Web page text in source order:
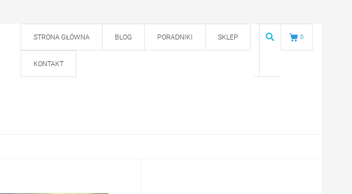
STRONA GŁÓWNA BLOG PORADNIKI SKLEP
KONTAKT
0